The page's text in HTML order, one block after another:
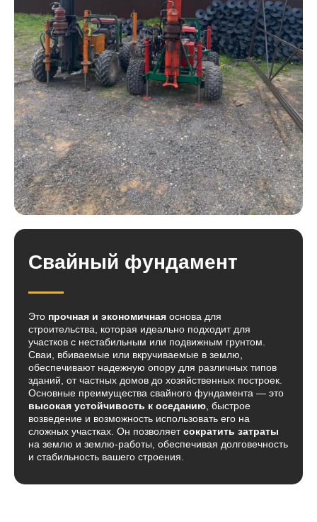
Свайный фундамент
Это прочная и экономичная основа для
строительства, которая идеально подходит для
участков с нестабильным или подвижным грунтом.
Сваи, вбиваемые или вкручиваемые в землю,
обеспечивают надежную опору для различных типов
зданий, от частных домов до хозяйственных построек.
Основные преимущества свайного фундамента — это
высокая устойчивость к оседанию , быстрое
возведение и возможность использовать его на
сложных участках. Он позволяетсократить затраты
на землю и землю-работы, обеспечивая долговечность
и стабильность вашего строения.